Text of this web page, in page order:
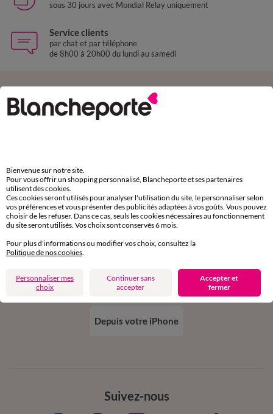
sous 30 jours avec Mondial Relay uniquement
Service clients
par chat et par téléphone
de 8h00 à 20h00 du lundi au samedi
11€ Offerts
en vous inscrivant à la newsletter
Ok
Suivez-nous
Téléchargez l’application
Depuis votre iPhone
Bienvenue sur notre site.
Pour vous offrir un shopping personnalisé, Blancheporte et ses partenaires
utilisent des cookies.
Ces cookies seront utilisés pour analyser l'utilisation du site, le personnaliser selon
vos préférences et vous présenter des publicités adaptées à vos goûts. Vous pouvez
choisir de les refuser. Dans ce cas, seuls les cookies nécessaires au fonctionnement
du site seront utilisés. Vos choix sont conservés 6 mois.
Pour plus d'informations ou modifier vos choix, consultez la
Politique de nos cookies
Personnaliser mes
choix
Continuer sans
accepter
Accepter et
fermer